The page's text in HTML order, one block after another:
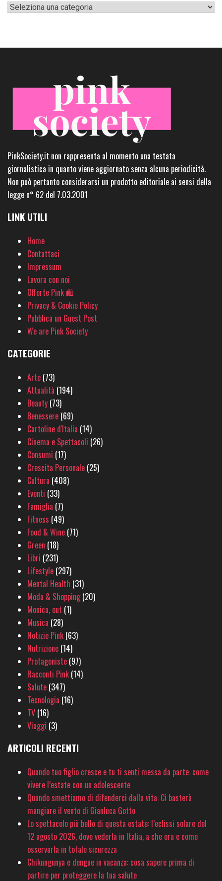
Categorie
PinkSociety.it non rappresenta al momento una testata
giornalistica in quanto viene aggiornato senza alcuna periodicità.
Non può pertanto considerarsi un prodotto editoriale ai sensi della
legge n° 62 del 7.03.2001
LINK UTILI
Home
Contattaci
Impressum
Lavora con noi
Offerte Pink 🛍
Privacy & Cookie Policy
Pubblica un Guest Post
We are Pink Society
CATEGORIE
Arte (73)
Attualità (194)
Beauty (73)
Benessere (69)
Cartoline d'Italia (14)
Cinema e Spettacoli (26)
Consumi (17)
Crescita Personale (25)
Cultura (408)
Eventi (33)
Famiglia (7)
Fitness (49)
Food & Wine (71)
Green (18)
Libri (231)
Lifestyle (297)
Mental Health (31)
Moda & Shopping(20)
Monica, out (1)
Musica (28)
Notizie Pink (63)
Nutrizione (14)
Protagoniste (97)
Racconti Pink (14)
Salute (347)
Tecnologia (16)
TV (16)
Viaggi (3)
ARTICOLI RECENTI
Quando tuo figlio cresce e tu ti senti messa da parte: come
vivere l’estate con un adolescente
Quando smettiamo di difenderci dalla vita: Ci basterà
mangiare il vento di Gianluca Gotto
Lo spettacolo più bello di questa estate: l’eclissi solare del
12 agosto 2026, dove vederla in Italia, a che ora e come
osservarla in totale sicurezza
Chikungunya e dengue in vacanza: cosa sapere prima di
partire per proteggere la tua salute